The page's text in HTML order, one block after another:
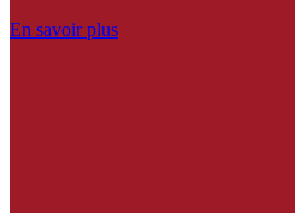
En savoir plus